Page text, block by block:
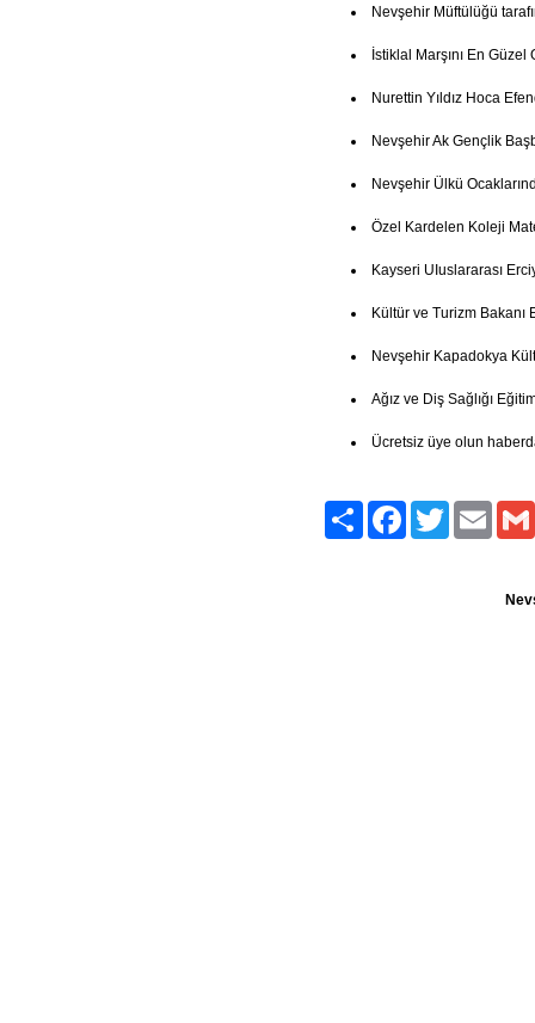
Nevşehir Müftülüğü
İstiklal Marşını En Güzel
Nurettin Yıldız Hoca
Nevşehir Ak Gençlik
Nevşehir Ülkü
Özel Kardelen Koleji
Kayseri UIuslararası
Kültür ve Turizm
Nevşehir Kapadokya
Ağız ve Diş Sağlığı
Ücretsiz üye olun
Paylaş FacebookTwitter Email